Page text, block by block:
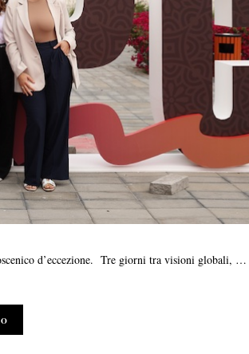
d’eccezione. Tre giorni tra visioni globali, …